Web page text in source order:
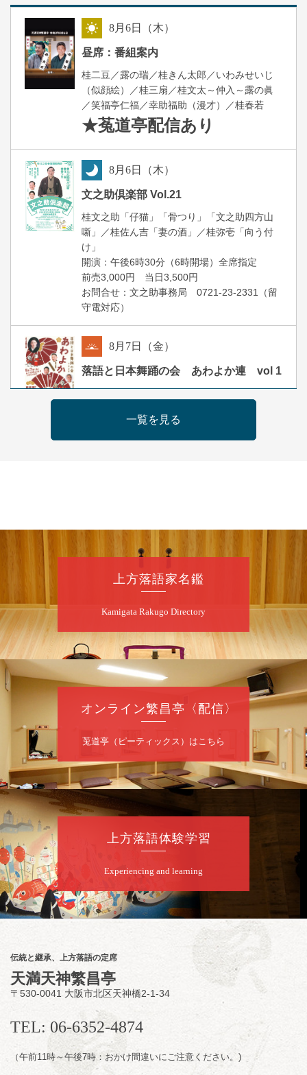
8月6日（木）
昼席：番組案内
桂二豆／露の瑞／桂きん太郎／いわみせいじ
（似顔絵）／桂三扇／桂文太～仲入～露の眞
／笑福亭仁福／幸助福助（漫才）／桂春若
★菟道亭配信あり
8月6日（木）
文之助倶楽部 Vol.21
桂文之助「仔猫」「骨つり」「文之助四方山
噺」／桂佐ん吉「妻の酒」／桂弥壱「向う付
け」
開演：午後6時30分（6時開場）全席指定
前売3,000円 当日3,500円
お問合せ：文之助事務局 0721-23-2331（留
守電対応）
8月 7日（金）
落語と日本舞踊の会 あわよか連 vol 1
開演：午前10時（9時30分開場）
前売2,500円 当日3,000円
桂二豆／露の瑞／桂きん太郎／いわみせいじ
（似顔絵）／笑福亭笑利／桂文太～仲入～露
の眞／笑福亭仁福／幸助福助（漫才）／桂春
★菟道亭 配信あり
8月7日（金）
噺家が落語と芝居をしてみる会
桂米之助／桂団治郎／桂弥太郎／桂米舞／是
開演：午後6時30分（6時開場）全席指定
お問合せ：米朝事務所 06-6365-8281（平日
10時～18時）
★菟道亭配信あり
入はこちらをクリック
8月8日（土）
第2回 智之介・力造 二人会
笑福亭智之介「昭和任侠伝」「天王寺詣り」
／桂力造「桃太郎」「本膳」／桂二豆「開口
開演：午前10時（9時30分 開場
）
前売2,000円 当日 2,500円
お問合せ：智之介・力造 二人会事務局 090-
7762-6268
一覧を見る
上方落語家名鑑
Kamigata Rakugo Directory
オンライン繁昌亭〈配信〉
莵道亭（ピーティックス）はこちら
上方落語体験学習
Experiencing and learning
伝統と継承、上方落語の定席
天満天神繁昌亭
〒530-0041 大阪市北区天神橋2-1-34
TEL: 06-6352-4874
（午前11時～午後7時：おかけ間違いにご注意ください。)